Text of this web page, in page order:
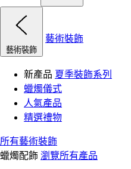
藝術裝飾
藝術裝飾
新產品 夏季裝飾系列
蠟燭儀式
人氣產品
精選禮物
所有藝術裝飾
蠟燭配飾 瀏覽所有產品